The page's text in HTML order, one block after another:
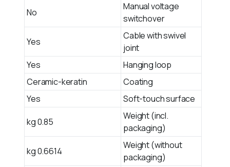
Manual voltage
switchover
No
Cable with swivel
joint
Yes
Hanging loop
Yes
Coating
Ceramic-keratin
Soft-touch surface
Yes
Weight (incl.
packaging)
0.85 kg
Weight (without
packaging)
0.6614 kg